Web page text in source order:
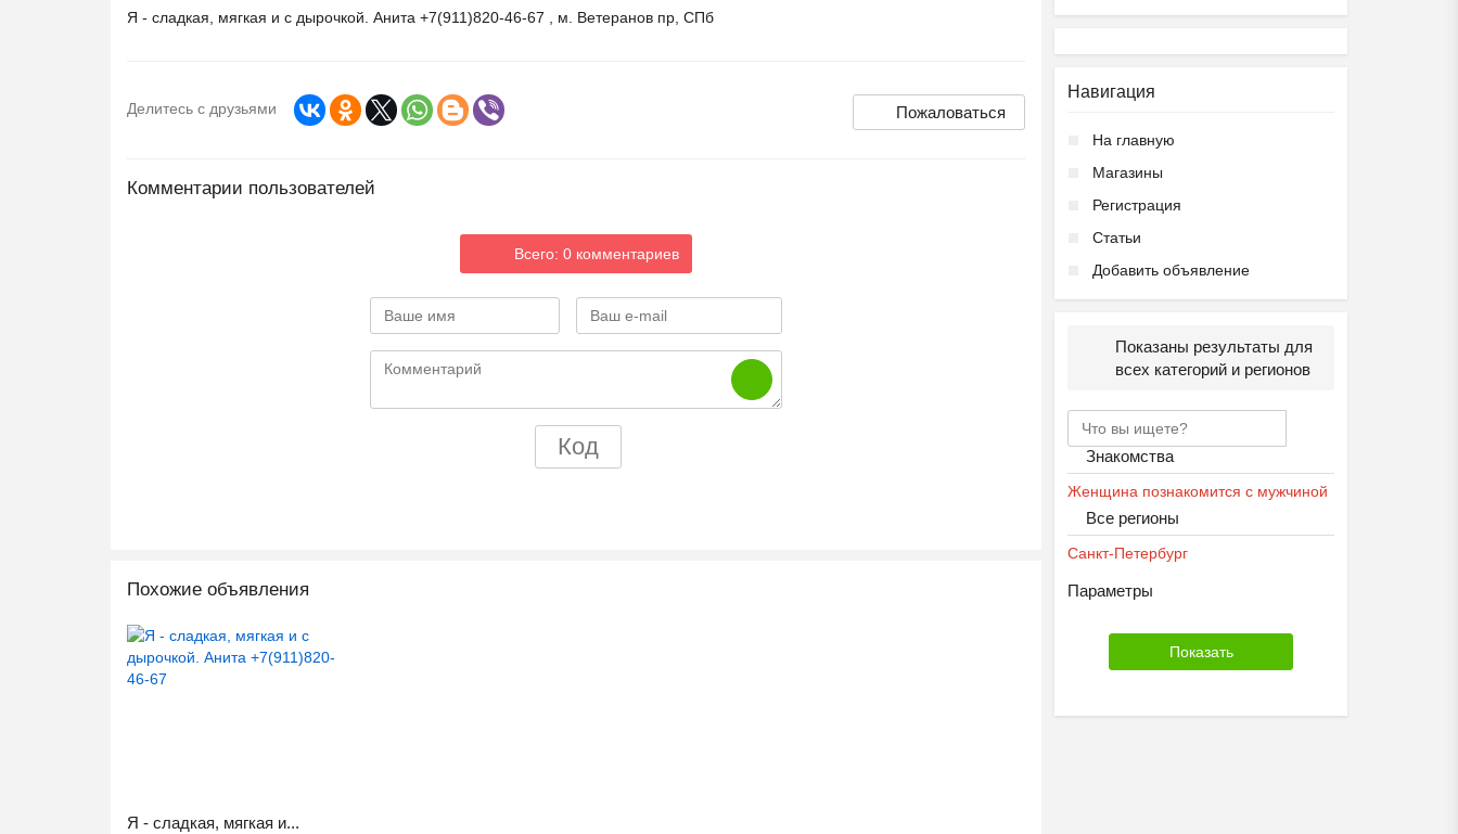
Я - сладкая, мягкая и с дырочкой. Анита +7(911)820-46-67 , м. Ветеранов пр, СПб
Делитесь с друзьями Пожаловаться
Комментарии пользователей
Всего: 0 комментариев
Похожие объявления
Я - сладкая, мягкая и...
Навигация
На главную
Магазины
Регистрация
Статьи
Добавить объявление
Показаны результаты для
всех категорий и регионов
Знакомства
Женщина познакомится с мужчиной
Все регионы
Санкт-Петербург
Параметры